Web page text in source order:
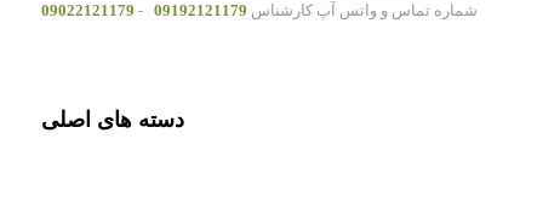
شماره تماس و واتس آپ کارشناس 09192121179
-
09022121179
دسته های اصلی